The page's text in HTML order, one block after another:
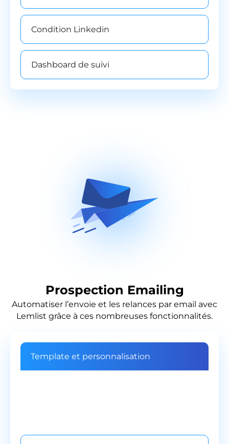
Condition Linkedin
Dashboard de suivi
Template et personnalisation
Prospection Emailing
Automatiser l’envoie et les relances par email avec
Lemlist grâce à ces nombreuses fonctionnalités.